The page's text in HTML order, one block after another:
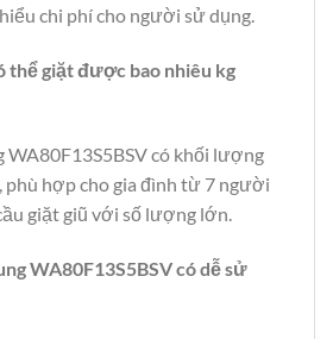
chi phí cho người sử dụng.
thể giặt được bao nhiêu kg
WA80F13S5BSV có khối lượng
phù hợp cho gia đình từ 7 người
giặt giũ với số lượng lớn.
WA80F13S5BSV có dễ sử